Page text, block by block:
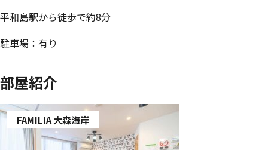
平和島駅から徒歩で約8分
駐車場：有り
部屋紹介
FAMILIA 大森海岸